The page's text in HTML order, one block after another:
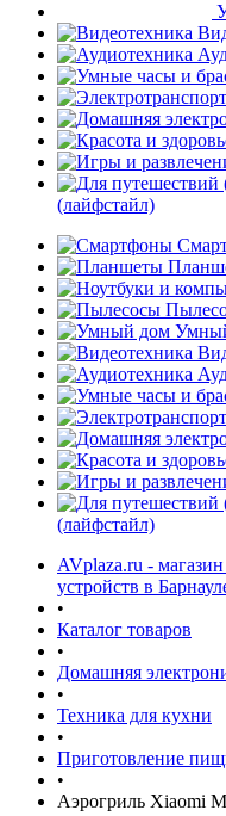
(лайфстайл)
(лайфстайл)
AVplaza.ru -
устройств в
•
Каталог товаров
•
Домашняя
•
Техника для кухни
•
Приготовление
•
Аэрогриль Xiaomi